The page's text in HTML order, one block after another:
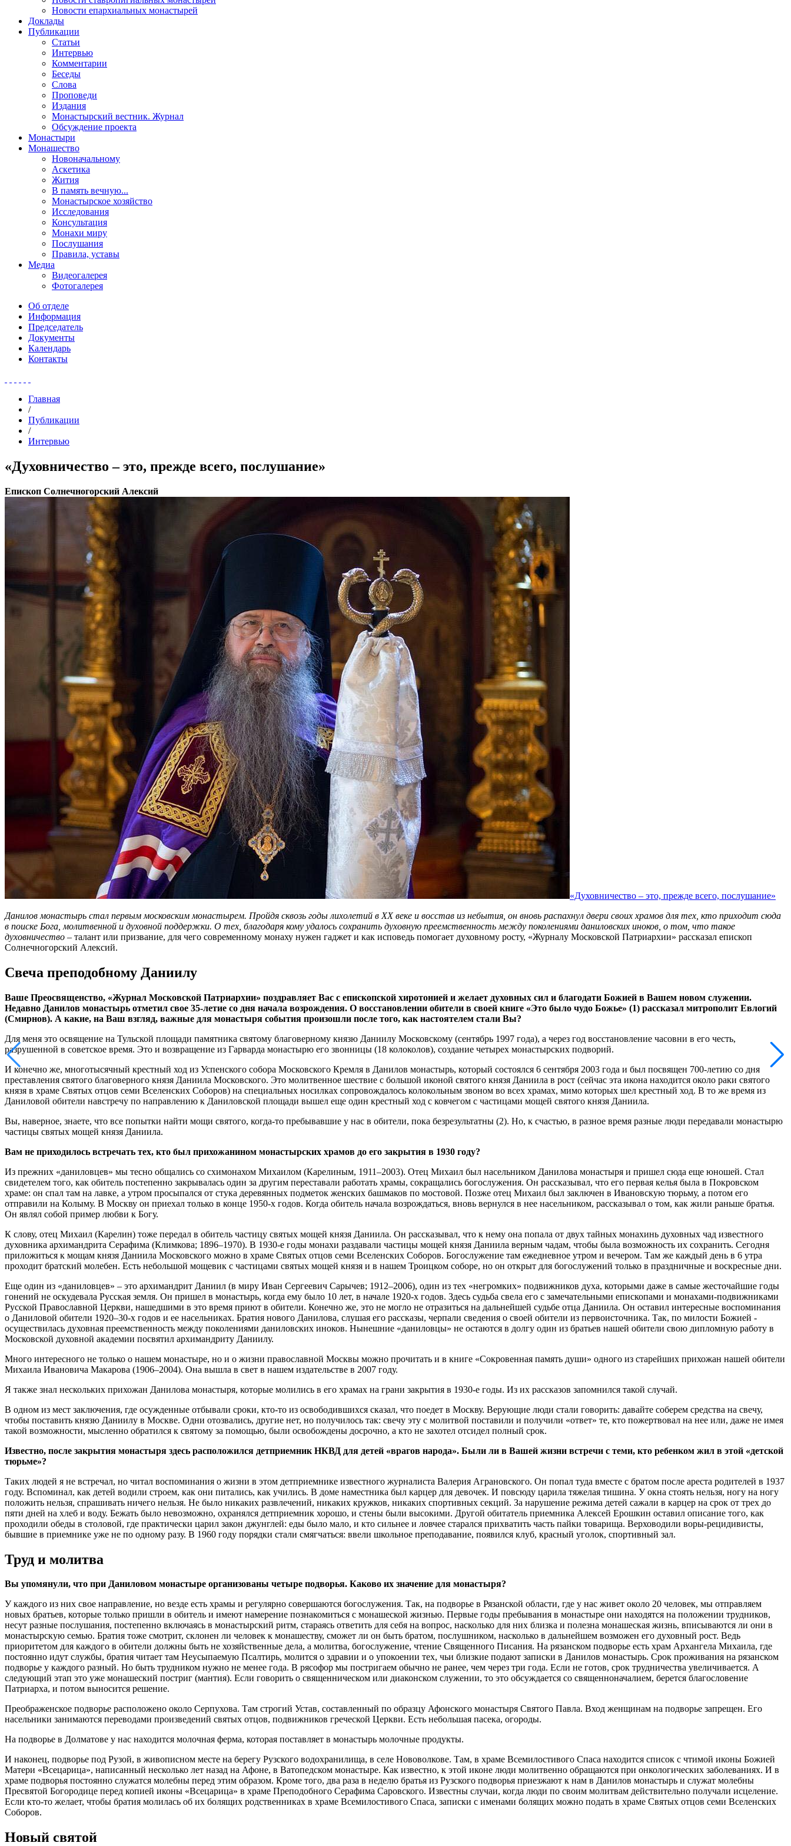
Новости епархиальных монастырей
Доклады
Публикации
Статьи
Интервью
Комментарии
Беседы
Слова
Проповеди
Издания
Монастырский вестник. Журнал
Обсуждение проекта
Монастыри
Монашество
Новоначальному
Аскетика
Жития
В память вечную...
Монастырское хозяйство
Исследования
Консультация
Монахи миру
Послушания
Правила, уставы
Медиа
Видеогалерея
Фотогалерея
Об отделе
Информация
Председатель
Документы
Календарь
Контакты
Главная
/
Публикации
/
Интервью
«Духовничество – это, прежде всего, послушание»
Епископ Солнечногорский Алексий
«Духовничество – это, прежде всего, послушание»
Данилов монастырь стал первым московским монастырем. Пройдя сквозь годы лихолетий в XX веке и восстав из небытия, он вновь распахнул двери своих храмов для тех, кто приходит сюда
в поиске Бога, молитвенной и духовной поддержки. О тех, благодаря кому удалось сохранить духовную преемственность между поколениями даниловских иноков, о том, что такое
духовничество – талант или призвание, для чего современному монаху нужен гаджет и как исповедь помогает духовному росту, «Журналу Московской Патриархии» рассказал епископ
Солнечногорский Алексий.
Свеча преподобному Даниилу
Ваше Преосвященство, «Журнал Московской Патриархии» поздравляет Вас с епископской хиротонией и желает духовных сил и благодати Божией в Вашем новом служении.
Недавно Данилов монастырь отметил свое 35-летие со дня начала возрождения. О восстановлении обители в своей книге «Это было чудо Божье» (1) рассказал митрополит Евлогий
(Смирнов). А какие, на Ваш взгляд, важные для монастыря события произошли после того, как настоятелем стали Вы?
Для меня это освящение на Тульской площади памятника святому благоверному князю Даниилу Московскому (сентябрь 1997 года), а через год восстановление часовни в его честь,
разрушенной в советское время. Это и возвращение из Гарварда монастырю его звонницы (18 колоколов), создание четырех монастырских подворий.
И конечно же, многотысячный крестный ход из Успенского собора Московского Кремля в Данилов монастырь, который состоялся 6 сентября 2003 года и был посвящен 700-летию со дня
преставления святого благоверного князя Даниила Московского. Это молитвенное шествие с большой иконой святого князя Даниила в рост (сейчас эта икона находится около раки святого
князя в храме Святых отцов семи Вселенских Соборов) на специальных носилках сопровождалось колокольным звоном во всех храмах, мимо которых шел крестный ход. В то же время из
Даниловой обители навстречу по направлению к Даниловской площади вышел еще один крестный ход с ковчегом с частицами мощей святого князя Даниила.
Вы, наверное, знаете, что все попытки найти мощи святого, когда-то пребывавшие у нас в обители, пока безрезультатны (2). Но, к счастью, в разное время разные люди передавали монастырю
частицы святых мощей князя Даниила.
Вам не приходилось встречать тех, кто был прихожанином монастырских храмов до его закрытия в 1930 году?
Из прежних «даниловцев» мы тесно общались со схимонахом Михаилом (Карелиным, 1911–2003). Отец Михаил был насельником Данилова монастыря и пришел сюда еще юношей. Стал
свидетелем того, как обитель постепенно закрывалась один за другим переставали работать храмы, сокращались богослужения. Он рассказывал, что его первая келья была в Покровском
храме: он спал там на лавке, а утром просыпался от стука деревянных подметок женских башмаков по мостовой. Позже отец Михаил был заключен в Ивановскую тюрьму, а потом его
отправили на Колыму. В Москву он приехал только в конце 1950-х годов. Когда обитель начала возрождаться, вновь вернулся в нее насельником, рассказывал о том, как жили раньше братья.
Он являл собой пример любви к Богу.
К слову, отец Михаил (Карелин) тоже передал в обитель частицу святых мощей князя Даниила. Он рассказывал, что к нему она попала от двух тайных монахинь духовных чад известного
духовника архимандрита Серафима (Климкова; 1896–1970). В 1930-е годы монахи раздавали частицы мощей князя Даниила верным чадам, чтобы была возможность их сохранить. Сегодня
приложиться к мощам князя Даниила Московского можно в храме Святых отцов семи Вселенских Соборов. Богослужение там ежедневное утром и вечером. Там же каждый день в 6 утра
проходит братский молебен. Есть небольшой мощевик с частицами святых мощей князя и в нашем Троицком соборе, но он открыт для богослужений только в праздничные и воскресные дни.
Еще один из «даниловцев» – это архиманд­рит Даниил (в миру Иван Сергеевич Сарычев; 1912–2006), один из тех «негромких» подвижников духа, которыми даже в самые жесточайшие годы
гонений не оскудевала Русская земля. Он пришел в монастырь, когда ему было 10 лет, в начале 1920-х годов. Здесь судьба свела его с замечательными епископами и монахами-подвижниками
Русской Православной Церкви, нашедшими в это время приют в обители. Конечно же, это не могло не отразиться на дальнейшей судьбе отца Даниила. Он оставил интересные воспоминания
о Даниловой обители 1920–30-х годов и ее насельниках. Братия нового Данилова, слушая его рассказы, черпали сведения о своей обители из первоисточника. Так, по милости Божией ­
осуществилась духовная преемственность между поколениями даниловских иноков. Нынешние «даниловцы» не остаются в долгу один из братьев нашей обители свою дипломную работу в
Московской духовной академии посвятил архимандриту Даниилу.
Много интересного не только о нашем монастыре, но и о жизни православной Москвы можно прочитать и в книге «Сокровенная память души» одного из старейших прихожан нашей обители
Михаила Ивановича Макарова (1906–2004). Она вышла в свет в нашем издательстве в 2007 году.
Я также знал нескольких прихожан Данилова монастыря, которые молились в его храмах на грани закрытия в 1930-е годы. Из их рассказов запомнился такой случай.
В одном из мест заключения, где осужденные отбывали сроки, кто-то из освободившихся сказал, что поедет в Мос­кву. Верующие люди стали говорить: давайте соберем средства на свечу,
чтобы поставить князю Даниилу в Москве. Одни отозвались, другие нет, но получилось так: свечу эту с молитвой поставили и получили «ответ» те, кто пожертвовал на нее или, даже не имея
такой возможности, мысленно обратился к святому за помощью, были ­освобождены досрочно, а кто не захотел отсидел полный срок.
Известно, после закрытия монастыря здесь расположился детприемник НКВД для детей «врагов народа». Были ли в Вашей жизни встречи с теми, кто ребенком жил в этой «детской
тюрьме»?
Таких людей я не встречал, но читал воспоминания о жизни в этом детприемнике известного журналиста Валерия Аграновского. Он попал туда вместе с братом после ареста родителей в 1937
году. Вспоминал, как детей водили строем, как они питались, как учились. В доме наместника был карцер для девочек. И повсюду царила тяжелая тишина. У окна стоять нельзя, ногу на ногу
положить нельзя, спрашивать ничего нельзя. Не было никаких развлечений, никаких кружков, никаких спортивных секций. За нарушение режима детей сажали в карцер на срок от трех до
пяти дней на хлеб и воду. Бежать было невозможно, охранялся детприемник хорошо, и стены были высокими. Другой обитатель приемника Алексей Ерошкин оставил описание того, как
проходили обеды в столовой, где практически царил закон джунглей: еды было мало, и кто сильнее и ловчее старался прихватить часть пайки товарища. Верховодили воры-рецидивисты,
бывшие в приемнике уже не по одному разу. В 1960 году порядки стали смягчаться: ввели школьное преподавание, появился клуб, красный уголок, спортивный зал.
Труд и молитва
Вы упомянули, что при Даниловом монастыре организованы четыре подворья. Каково их значение для монастыря?
У каждого из них свое направление, но везде есть храмы и регулярно совершаются богослужения. Так, на подворье в Рязанской области, где у нас живет около 20 человек, мы отправляем
новых братьев, которые только пришли в обитель и имеют намерение познакомиться с монашеской жизнью. Первые годы пребывания в монастыре они находятся на положении трудников,
несут разные послушания, постепенно включаясь в монастырский ритм, стараясь отве­тить для себя на вопрос, насколько для них близка и полезна монашеская жизнь, вписываются ли они в
монастырскую семью. Братия тоже смотрит, склонен ли человек к монашеству, сможет ли он быть братом, послушником, насколько в дальнейшем возможен его духовный рост. Ведь
приоритетом для каждого в обители должны быть не хозяйственные дела, а молитва, богослужение, чтение Священного Писания. На рязанском подворье есть храм Архан­гела Михаила, где
постоянно идут службы, братия читает там Неусыпаемую Псалтирь, молится о здравии и о упокоении тех, чьи близкие подают ­записки в Данилов монастырь. Срок проживания на рязанском
подворье у каждого ­разный. Но быть трудником нужно не менее года. В рясофор мы постригаем обычно не ранее, чем через три года. Если не готов, срок трудничества увеличивается. А
следующий этап это уже монашеский постриг (мантия). Если говорить о священническом или диаконском служении, то это обсуждается со священноначалием, берется благословение
Патриарха, и потом выносится решение.
Преображенское подворье расположено около Серпухова. Там строгий Устав, составленный по образцу Афонского монастыря Святого Павла. Вход женщинам на подворье запрещен. Его
насельники занимаются переводами произведений святых отцов, подвижников греческой Церкви. Есть небольшая пасека, огороды.
На подворье в Долматове у нас находится молоч­ная ферма, которая поставляет в монастырь молочные продукты.
И наконец, подворье под Рузой, в живописном месте на берегу Рузского водохранилища, в селе Нововолкове. Там, в храме Всемилостивого Спаса находится список с чтимой иконы Божией
Матери «Всецарица», написанный несколько лет назад на Афоне, в Ватопедском монастыре. Как известно, к этой иконе люди молитвенно обращаются при онкологических заболеваниях. И в
храме подворья постоянно служатся молебны перед этим образом. Кроме того, два раза в неделю братья из Рузского подворья приезжают к нам в Данилов монастырь и служат молебны
Пресвятой Богородице перед копией иконы «Всецарица» в храме Преподобного Серафима Саровского. Известны случаи, когда люди по своим молитвам действительно получали исцеление.
Если кто-то желает, чтобы братия молилась об их болящих родственниках в храме Всемилостивого Спаса, записки с именами болящих можно подать в храме Святых отцов семи Вселенских
Соборов.
Новый святой